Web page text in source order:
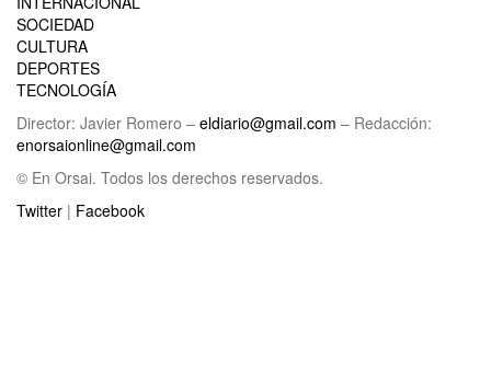
SOCIEDAD
CULTURA
DEPORTES
TECNOLOGÍA
Director: Javier Romero – eldiario@gmail.com – Redacción:
enorsaionline@gmail.com
© En Orsai. Todos los derechos reservados.
Twitter | Facebook